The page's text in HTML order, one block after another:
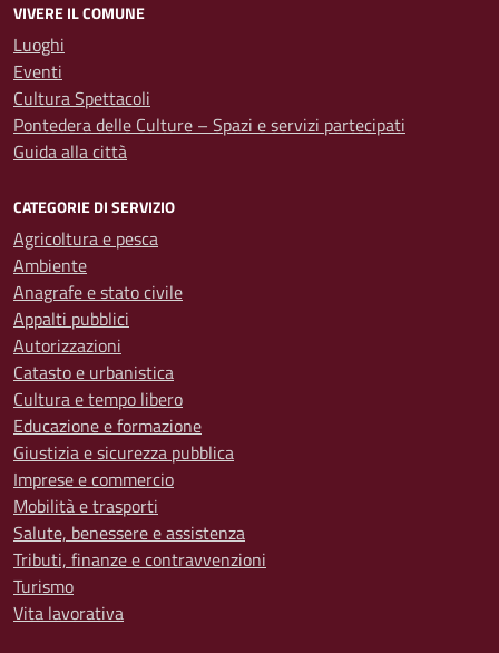
VIVERE IL COMUNE
Luoghi
Eventi
Cultura Spettacoli
Pontedera delle Culture – Spazi e servizi partecipati
Guida alla città
CATEGORIE DI SERVIZIO
Agricoltura e pesca
Ambiente
Anagrafe e stato civile
Appalti pubblici
Autorizzazioni
Catasto e urbanistica
Cultura e tempo libero
Educazione e formazione
Giustizia e sicurezza pubblica
Imprese e commercio
Mobilità e trasporti
Salute, benessere e assistenza
Tributi, finanze e contravvenzioni
Turismo
Vita lavorativa